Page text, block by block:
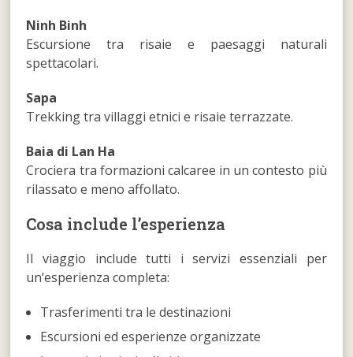
Ninh Binh
Escursione tra risaie e paesaggi naturali
spettacolari.
Sapa
Trekking tra villaggi etnici e risaie terrazzate.
Baia di Lan Ha
Crociera tra formazioni calcaree in un contesto più
rilassato e meno affollato.
Cosa include l’esperienza
Il viaggio include tutti i servizi essenziali per
un’esperienza completa:
Trasferimenti tra le destinazioni
Escursioni ed esperienze organizzate